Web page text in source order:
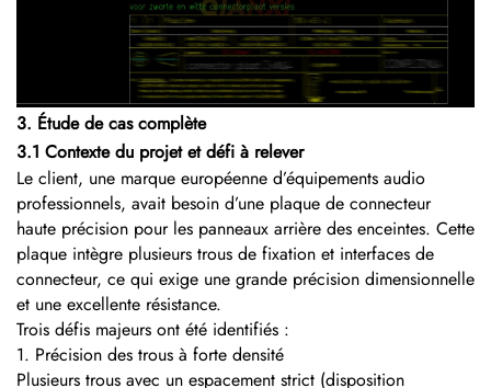
3. Étude de cas complète
3.1 Contexte du projet et défi à relever
Le client, une marque européenne d’équipements audio
professionnels, avait besoin d’une plaque de connecteur
haute précision pour les panneaux arrière des enceintes. Cette
plaque intègre plusieurs trous de fixation et interfaces de
connecteur, ce qui exige une grande précision dimensionnelle
et une excellente résistance.
Trois défis majeurs ont été identifiés :
1. Précision des trous à forte densité
Plusieurs trous avec un espacement strict (disposition